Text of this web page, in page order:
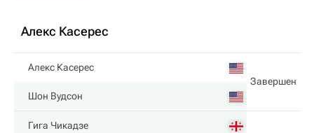
Алекс Касерес
Алекс Касерес
Завершен
Шон Вудсон
Гига Чикадзе